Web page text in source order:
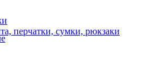
перчатки, сумки, рюкзаки